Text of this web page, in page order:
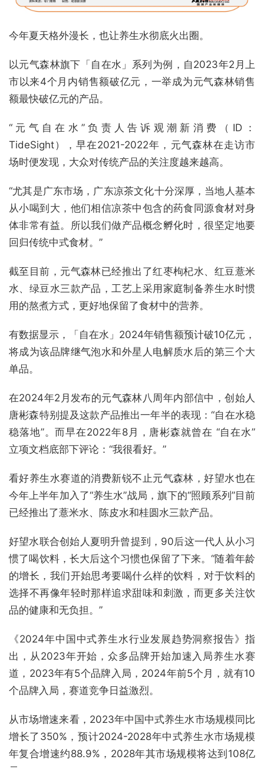
今年夏天格外漫长，也让养生水彻底火出圈。
以元气森林旗下「自在水」系列为例，自2023年2月上
市以来4个月内销售额破亿元，一举成为元气森林销售
额最快破亿元的产品。
“元气自在水”负责人告诉观潮新消费（ID：
TideSight），早在2021-2022年，元气森林在走访市
场时便发现，大众对传统产品的关注度越来越高。
“尤其是广东市场，广东凉茶文化十分深厚，当地人基本
从小喝到大，他们相信凉茶中包含的药食同源食材对身
体非常有益。所以我们做产品概念孵化时，很坚定地要
回归传统中式食材。”
截至目前，元气森林已经推出了红枣枸杞水、红豆薏米
水、绿豆水三款产品，工艺上采用家庭制备养生水时惯
用的熬煮方式，更好地保留了食材中的营养。
有数据显示，「自在水」2024年销售额预计破10亿元，
将成为该品牌继气泡水和外星人电解质水后的第三个大
单品。
在2024年2月发布的元气森林八周年内部信中，创始人
唐彬森特别提及这款产品推出一年半的表现：“自在水稳
稳落地”。而早在2022年8月，唐彬森就曾在 “自在水”
立项文档底部下评论：“我很看好。”
看好养生水赛道的消费新锐不止元气森林，好望水也在
今年上半年加入了“养生水”战局，旗下的“照顾系列”目前
已经推出了薏米水、陈皮水和桂圆水三款产品。
好望水联合创始人夏明升曾提到，90后这一代人从小习
惯了喝饮料，长大后这个习惯也保留了下来。“随着年龄
的增长，我们开始思考要喝什么样的饮料，对于饮料的
选择不再像年轻时那样追求甜味和刺激，而更多关注饮
品的健康和无负担。”
《2024年中国中式养生水行业发展趋势洞察报告》指
出，从2023年开始，众多品牌开始加速入局养生水赛
道，2023年有5个品牌入局，2024年前5个月，就有10
个品牌入局，赛道竞争日益激烈。
从市场增速来看，2023年中国中式养生水市场规模同比
增长了350%，预计2024-2028年中式养生水市场规模
年复合增速约88.9%，2028年其市场规模将达到108亿